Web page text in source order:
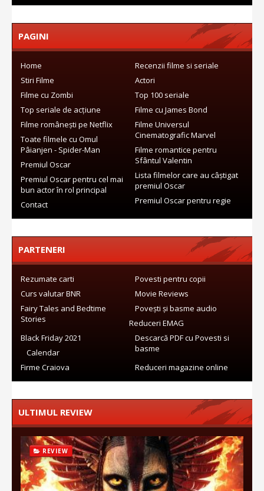
PAGINI
Home
Recenzii filme si seriale
Stiri Filme
Actori
Filme cu Zombi
Top 100 seriale
Top seriale de acțiune
Filme cu James Bond
Filme românești pe Netflix
Filme Universul
Cinematografic Marvel
Toate filmele cu Omul
Pâianjen - Spider-Man
Filme romantice pentru
Sfântul Valentin
Premiul Oscar
Lista filmelor care au câștigat
premiul Oscar
Premiul Oscar pentru cel mai
bun actor în rol principal
Premiul Oscar pentru regie
Contact
PARTENERI
Rezumate carti
Povesti pentru copii
Curs valutar BNR
Movie Reviews
Fairy Tales and Bedtime
Stories
Povești și basme audio
Reduceri EMAG
Descarcă PDF cu Povesti si
basme
Black Friday 2021
Calendar
Firme Craiova
Reduceri magazine online
ULTIMUL REVIEW
REVIEW